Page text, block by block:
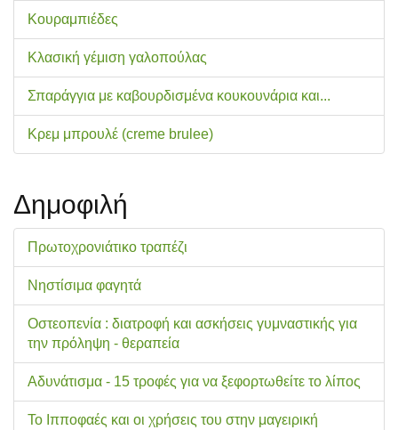
Κουραμπιέδες
Κλασική γέμιση γαλοπούλας
Σπαράγγια με καβουρδισμένα κουκουνάρια και...
Κρεμ μπρουλέ (creme brulee)
Δημοφιλή
Πρωτοχρονιάτικο τραπέζι
Νηστίσιμα φαγητά
Οστεοπενία : διατροφή και ασκήσεις γυμναστικής για
την πρόληψη - θεραπεία
Αδυνάτισμα - 15 τροφές για να ξεφορτωθείτε το λίπος
Το Ιπποφαές και οι χρήσεις του στην μαγειρική